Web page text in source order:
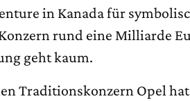
in Kanada für
rund eine Milliarde
geht kaum.
Traditionskonzern Opel